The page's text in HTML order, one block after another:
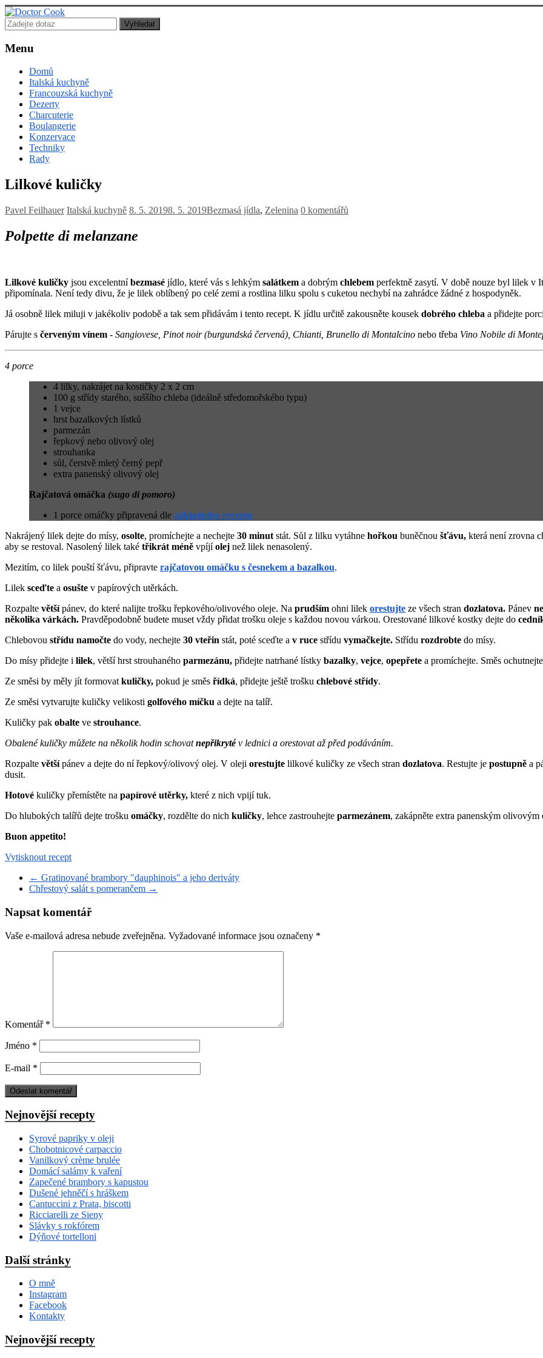
Doctor
Cook
Lékař
posedlý
jídlem,
vařením
pečením!
Menu
Domů
Italská kuchyně
Francouzská kuchyně
Dezerty
Charcuterie
Boulangerie
Konzervace
Techniky
Rady
Lilkové kuličky
Pavel Feilhauer Italská kuchyně 8. 5. 20198. 5. 2019Bezmasá jídla, Zelenina 0 komentářů
Polpette di melanzane
Lilkové kuličky jsou excelentníbezmasé jídlo, které vás s lehkým salátkem a dobrým chlebem perfektně zasytí. V době nouze byl lilek v
připomínala. Není tedy divu, že je lilek oblíbený po celé zemi a rostlina lilku spolu s cuketou nechybí na zahrádce žádné z hospodyněk.
Já osobně lilek miluji v jakékoliv podobě a tak sem přidávám i tento recept. K jídlu určitě zakousněte kousek dobrého chleba a přidejte porci
Párujte s červeným vínem - Sangiovese, Pinot noir (burgundská červená), Chianti, Brunello di Montalcino nebo třeba Vino Nobile di
4 porce
4 lilky, nakrájet na kostičky 2 x 2 cm
100 g střídy starého, suššího chleba (ideálně středomořského typu)
1 vejce
hrst bazalkových lístků
parmezán
řepkový nebo olivový olej
strouhanka
sůl, čerstvě mletý černý pepř
extra panenský olivový olej
Rajčatová omáčka (sugo di pomoro)
1 porce omáčky připravená dle základního receptu
Nakrájený lilek dejte do mísy, osolte, promíchejte a nechejte 30 minut stát. Sůl z lilku vytáhne hořkou buněčnou šťávu, která není zrovna
aby se restoval. Nasolený lilek také třikrát méně vpíjíolej než lilek nenasolený.
Mezitím, co lilek pouští šťávu, připravte rajčatovou omáčku s česnekem a bazalkou.
Lilek sceďte a osušte v papírových utěrkách.
Rozpalte většípánev, do které nalijte trošku řepkového/olivového oleje. Na prudším ohni lilek orestujte ze všech stran dozlatova. Pánev
několika várkách. Pravděpodobně budete muset vždy přidat trošku oleje s každou novou várkou. Orestované lilkové kostky dejte do
Chlebovou střídu namočte do vody, nechejte 30 vteřin stát, poté sceďte a v ruce střídu vymačkejte. Střídu rozdrobte do mísy.
Do mísy přidejte i lilek, větší hrst strouhaného parmezánu, přidejte natrhané lístky bazalky, vejce, opepřete a promíchejte. Směs
Ze směsi by měly jít formovat kuličky, pokud je směs řídká, přidejte ještě trošku chlebové střídy.
Ze směsi vytvarujte kuličky velikosti golfového míčku a dejte na talíř.
Kuličky pak obalte ve strouhance.
Obalené kuličky můžete na několik hodin schovatnepřikrytév lednici a orestovat až před podáváním.
Rozpalte většípánev a dejte do ní řepkový/olivový olej. V oleji orestujte lilkové kuličky ze všech stran dozlatova. Restujte je postupně a
dusit.
Hotové kuličky přemístěte na papírové utěrky, které z nich vpijí tuk.
Do hlubokých talířů dejte trošku omáčky, rozdělte do nich kuličky, lehce zastrouhejte parmezánem, zakápněte extra panenským olivovým
Buon appetito!
Vytisknout recept
← Gratinované brambory "dauphinois" a jeho deriváty
Chřestový salát s pomerančem →
Napsat komentář
Vaše e-mailová adresa nebude zveřejněna. Vyžadované informace jsou označeny *
Komentář *
Jméno *
E-mail *
Nejnovější recepty
Syrové papriky v oleji
Chobotnicové carpaccio
Vanilkový crème brulée
Domácí salámy k vaření
Zapečené brambory s kapustou
Dušené jehněčí s hráškem
Cantuccini z Prata, biscotti
Ricciarelli ze Sieny
Slávky s rokfórem
Dýňové tortelloni
Další stránky
O mně
Instagram
Facebook
Kontakty
Nejnovější recepty